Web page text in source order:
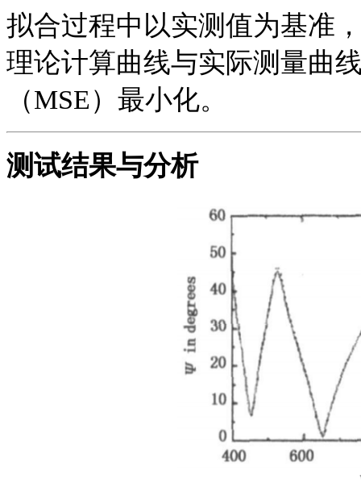
拟合过程中以实测值为基准
理论计算曲线与实际测量曲
（MSE）最小化。
测试结果与分析